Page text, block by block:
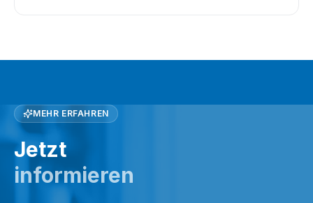
MEHR ERFAHREN
Jetzt
informieren